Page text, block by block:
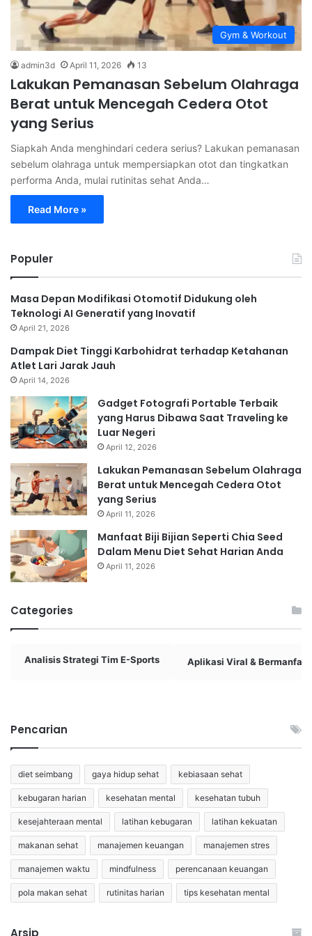
Gym & Workout
admin3d April 11, 2026 13
Lakukan Pemanasan Sebelum Olahraga
Berat untuk Mencegah Cedera Otot
yang Serius
Siapkah Anda menghindari cedera serius? Lakukan pemanasan
sebelum olahraga untuk mempersiapkan otot dan tingkatkan
performa Anda, mulai rutinitas sehat Anda…
Read More »
Populer
Masa Depan Modifikasi Otomotif Didukung oleh
Teknologi AI Generatif yang Inovatif
April 21, 2026
Dampak Diet Tinggi Karbohidrat terhadap Ketahanan
Atlet Lari Jarak Jauh
April 14, 2026
Gadget Fotografi Portable Terbaik
yang Harus Dibawa Saat Traveling ke
Luar Negeri
April 12, 2026
Lakukan Pemanasan Sebelum Olahraga
Berat untuk Mencegah Cedera Otot
yang Serius
April 11, 2026
Manfaat Biji Bijian Seperti Chia Seed
Dalam Menu Diet Sehat Harian Anda
April 11, 2026
Categories
Analisis Strategi Tim E-Sports Aplikasi Viral & Bermanfaat
Pencarian
diet seimbang gaya hidup sehat kebiasaan sehat
kebugaran harian kesehatan mental kesehatan tubuh
kesejahteraan mental latihan kebugaran latihan kekuatan
makanan sehat manajemen keuangan manajemen stres
manajemen waktu mindfulness perencanaan keuangan
pola makan sehat rutinitas harian tips kesehatan mental
Arsip